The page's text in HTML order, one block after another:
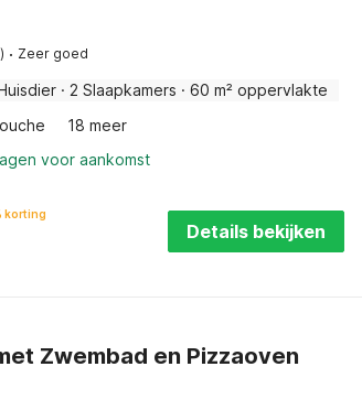
· Zeer goed
· 2 Slaapkamers · 60 m² oppervlakte
18 meer
voor aankomst
korting
Details bekijken
Zwembad en Pizzaoven